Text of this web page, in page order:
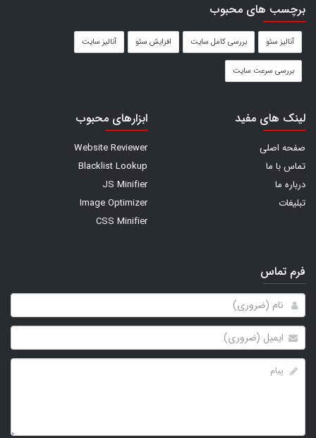
برچسب های محبوب
آنالیز سئو بررسی کامل سایت افرایش سئو آنالیز سایت
بررسی سرعت سایت
لینک های مفید
صفحه اصلی
تماس با ما
درباره ما
تبلیغات
ابزارهای محبوب
Website Reviewer
Blacklist Lookup
JS Minifier
Image Optimizer
CSS Minifier
فرم تماس